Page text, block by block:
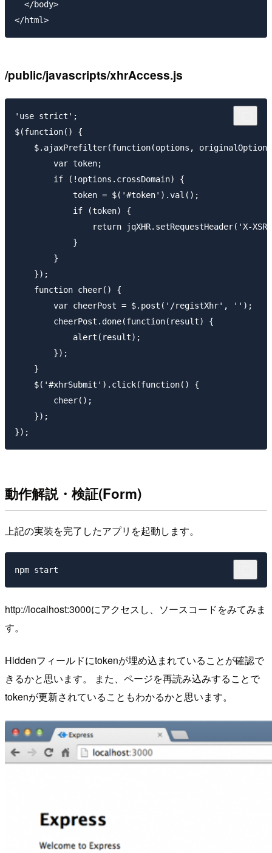
  </body>
/public/javascripts/xhrAccess.js
'use strict';
$(function() {
$.ajaxPrefilter(function(options,
        var token;
        if (!options.crossDomain) {
            token = $('#token').val();
            if (token) {
return jqXHR.setRequestHeader('X-
            }
        }
    });
    function cheer() {
        var cheerPost = $.post('/registXhr', '');
        cheerPost.done(function(result) {
            alert(result);
        });
    }
    $('#xhrSubmit').click(function() {
        cheer();
    });
動作解説・検証(Form)
上記の実装を完了したアプリを起動します。
http://localhost:3000にアクセスし、ソースコードをみてみま
す。
Hiddenフィールドにtokenが埋め込まれていることが確認で
きるかと思います。 また、ページを再読み込みすることで
tokenが更新されていることもわかるかと思います。